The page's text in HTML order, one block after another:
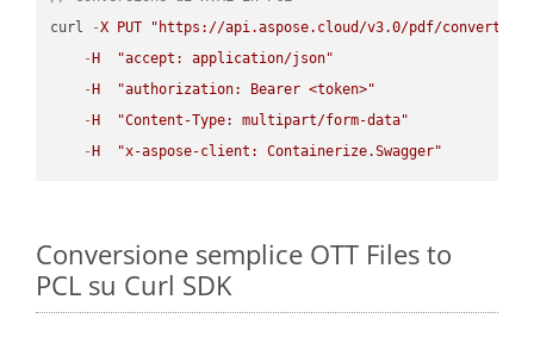
curl
-X PUT
"https://api.aspose.cloud/v3.0/pdf/convert/
- H
"accept: application/json"
- H
"authorization: Bearer <token>"
- H
"Content-Type: multipart/form-data"
- H "x-aspose-client: Containerize.Swagger"
Conversione semplice OTT Files to
PCL su Curl SDK